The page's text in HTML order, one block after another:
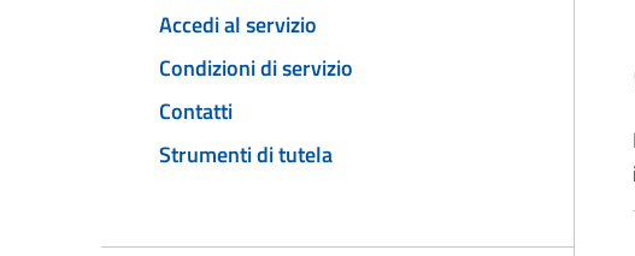
Accedi al servizio
Condizioni di servizio
Contatti
Strumenti di tutela